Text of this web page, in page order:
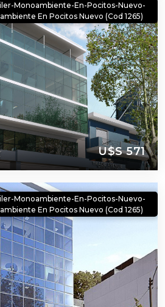
Monoambiente-En-Pocitos-Nuevo-
En Pocitos Nuevo (cod 1265)
U$S 571
Monoambiente-En-Pocitos-Nuevo-
En Pocitos Nuevo (cod 1265)